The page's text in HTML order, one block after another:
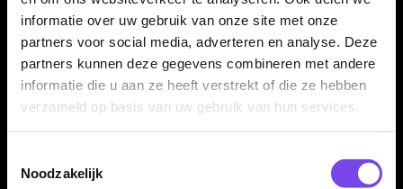
informatie over uw gebruik van onze site met onze
partners voor social media, adverteren en analyse. Deze
partners kunnen deze gegevens combineren met andere
informatie die u aan ze heeft verstrekt of die ze hebben
verzameld op basis van uw gebruik van hun services.
Noodzakelijk
✓ Originele Winmau Foxfire steeltip dartpijlen
✓ Gemaakt van 80% tungsten
✓ Rechte dunne barrel
✓ Ringgrip voor controle
✓ Toegankelijke tungsten dart voor recreatieve en
gevorderde spelers
✓ Geleverd als complete set van 3 dartpijlen